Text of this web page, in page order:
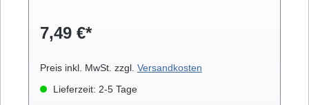
7,49 €*
Preis inkl. MwSt. zzgl. Versandkosten
Lieferzeit: 2-5 Tage